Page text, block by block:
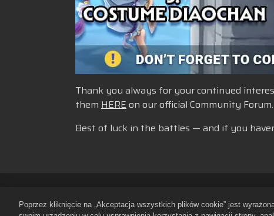
Thank you always for your continued
them HEREon our official Community Forum.
Best of luck in the battles — and if you
Poprzez kliknięcie na „Akceptacja wszystkich plików cookie” jest